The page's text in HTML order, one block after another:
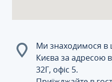
Ми знаходимося в
Києва за адресою
32Г, офіс 5.